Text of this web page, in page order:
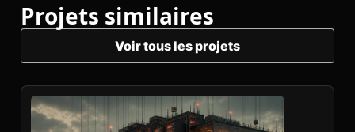
Projets similaires
Voir tous les projets